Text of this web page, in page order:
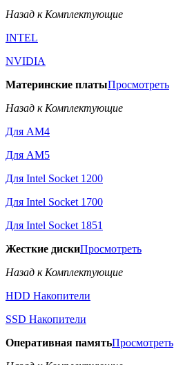
Назад к Комплектующие
INTEL
NVIDIA
Материнские платыПросмотреть
Назад к Комплектующие
Для AM4
Для AM5
Для Intel Socket 1200
Для Intel Socket 1700
Для Intel Socket 1851
Жесткие дискиПросмотреть
Назад к Комплектующие
HDD Накопители
SSD Накопители
Оперативная памятьПросмотреть